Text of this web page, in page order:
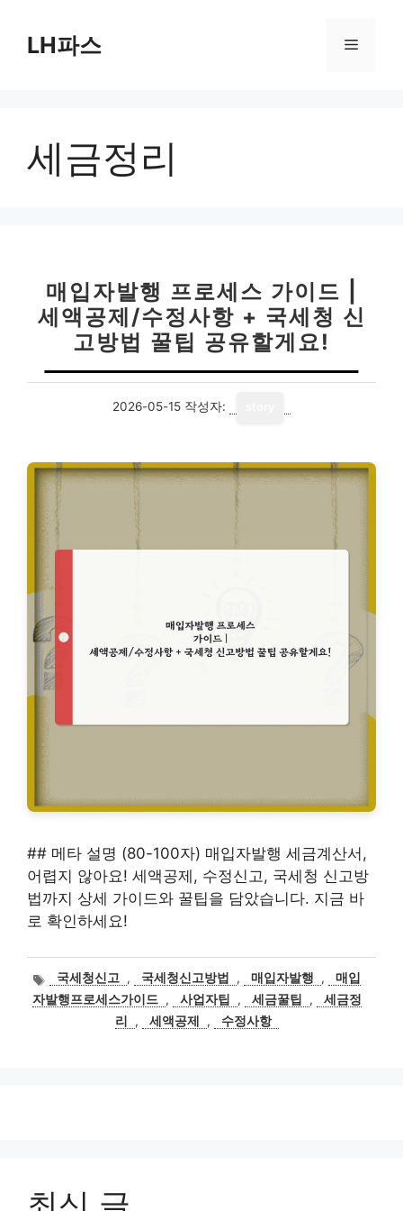
LH파스 메
세금정리
매입자발행 프로세스 가이드 |
세액공제/수정사항 + 국세청 신
고방법 꿀팁 공유할게요!
2026-05-15 작성자:
## 메타 설명 (80-100자) 매입자발행 세금계산서,
어렵지 않아요! 세액공제, 수정신고, 국세청 신고방
법까지 상세 가이드와 꿀팁을 담았습니다. 지금 바
로 확인하세요!
태
그
국세청신고 , 국세청신고방법 , 매입자발행 ,
매입
자발행프로세스가이드 , 사업자팁 , 세금꿀팁 ,
세금정
리
, 세액공제 , 수정사항